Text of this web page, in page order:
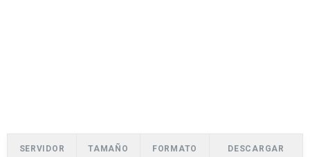
SERVIDOR TAMAÑO FORMATO DESCARGAR